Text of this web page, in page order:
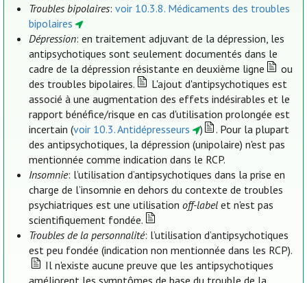
Troubles bipolaires:voir 10.3.8. Médicaments des troubles
bipolaires
Dépression: en traitement adjuvant de la dépression, les
antipsychotiques sont seulement documentés dans le
cadre de la dépression résistante en deuxième ligne
ou
des troubles bipolaires.
L'ajout d'antipsychotiques est
associé à une augmentation des effets indésirables et le
rapport bénéfice/risque en cas d'utilisation prolongée est
incertain (voir 10.3. Antidépresseurs )
. Pour la plupart
des antipsychotiques, la dépression (unipolaire) n'est pas
mentionnée comme indication dans le RCP.
Insomnie: l’utilisation d’antipsychotiques dans la prise en
charge de l’insomnie en dehors du contexte de troubles
psychiatriques est une utilisationoff-label et n'est pas
scientifiquement fondée.
Troubles de la personnalité: l’utilisation d’antipsychotiques
est peu fondée (indication non mentionnée dans les RCP).
Il n'existe aucune preuve que les antipsychotiques